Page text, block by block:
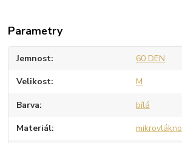
Parametry
Jemnost 60 DEN
Velikost M
Barva bílá
Materiál mikrovlákno